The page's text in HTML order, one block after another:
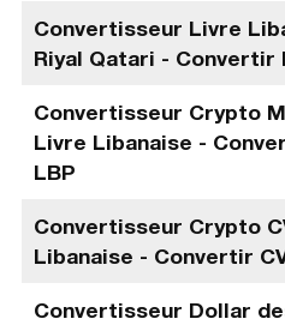
Convertisseur Livre
Riyal Qatari - Convertir
Convertisseur Crypto
Livre Libanaise -
LBP
Convertisseur Crypto
Libanaise - Convertir
Convertisseur Dollar